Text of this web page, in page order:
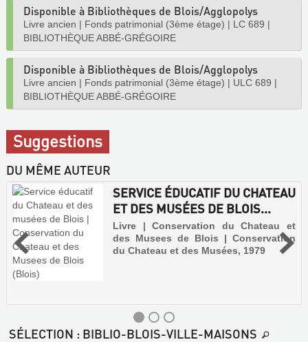
Disponible à Bibliothèques de Blois/Agglopolys
Livre ancien | Fonds patrimonial (3ème étage) | LC 689 |
BIBLIOTHÈQUE ABBÉ-GRÉGOIRE
Disponible à Bibliothèques de Blois/Agglopolys
Livre ancien | Fonds patrimonial (3ème étage) | ULC 689 |
BIBLIOTHÈQUE ABBÉ-GRÉGOIRE
Suggestions
DU MÊME AUTEUR
SERVICE ÉDUCATIF DU CHATEAU
ET DES MUSÉES DE BLOIS...
Livre | Conservation du Chateau et
des Musees de Blois | Conservation
du Chateau et des Musées, 1979
SÉLECTION : BIBLIO-BLOIS-VILLE-MAISONS